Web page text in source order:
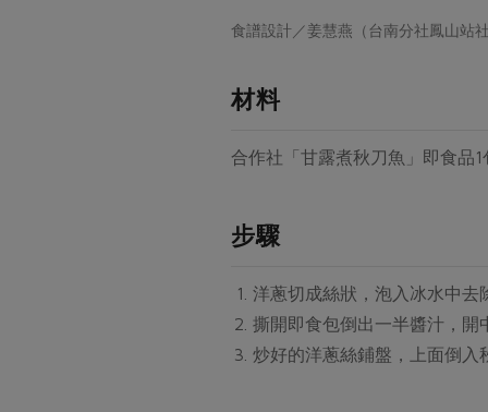
食譜設計／姜慧燕（台南分社鳳山
材料
合作社「甘露煮秋刀魚」即食品
步驟
洋蔥切成絲狀，泡入冰水中去
撕開即食包倒出一半醬汁，開
炒好的洋蔥絲鋪盤，上面倒入